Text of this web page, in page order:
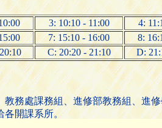
3: 10:10 - 11:00 4:
7: 15:10 - 16:00 8:
C: 20:20 - 21:10 D:
教務處課務組、進修部教務組、進
各開課系所。